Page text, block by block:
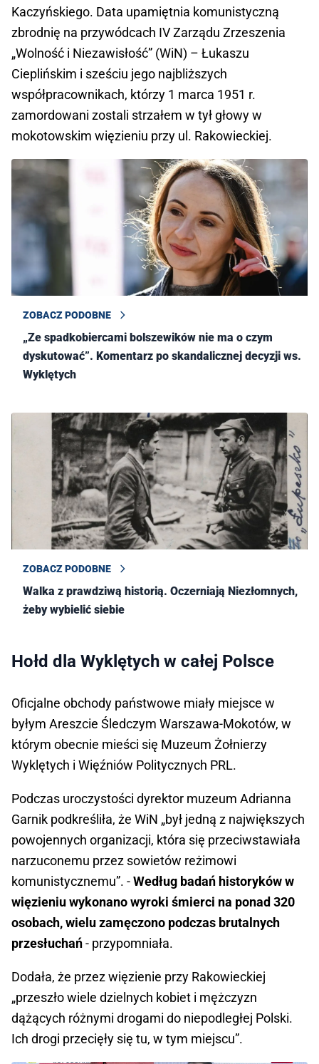
Kaczyńskiego. Data upamiętnia komunistyczną
zbrodnię na przywódcach IV Zarządu Zrzeszenia
„Wolność i Niezawisłość” (WiN) – Łukaszu
Cieplińskim i sześciu jego najbliższych
współpracownikach, którzy 1 marca 1951 r.
zamordowani zostali strzałem w tył głowy w
mokotowskim więzieniu przy ul. Rakowieckiej.
ZOBACZ PODOBNE
„Ze spadkobiercami bolszewików nie ma o czym
dyskutować”. Komentarz po skandalicznej decyzji ws.
Wyklętych
ZOBACZ PODOBNE
Walka z prawdziwą historią. Oczerniają Niezłomnych,
żeby wybielić siebie
Hołd dla Wyklętych w całej Polsce
Oficjalne obchody państwowe miały miejsce w
byłym Areszcie Śledczym Warszawa-Mokotów, w
którym obecnie mieści się Muzeum Żołnierzy
Wyklętych i Więźniów Politycznych PRL.
Podczas uroczystości dyrektor muzeum Adrianna
Garnik podkreśliła, że WiN „był jedną z największych
powojennych organizacji, która się przeciwstawiała
narzuconemu przez sowietów reżimowi
komunistycznemu”. -Według badań historyków w
więzieniu wykonano wyroki śmierci na ponad 320
osobach, wielu zamęczono podczas brutalnych
przesłuchań- przypomniała.
Dodała, że przez więzienie przy Rakowieckiej
„przeszło wiele dzielnych kobiet i mężczyzn
dążących różnymi drogami do niepodległej Polski.
Ich drogi przecięły się tu, w tym miejscu”.